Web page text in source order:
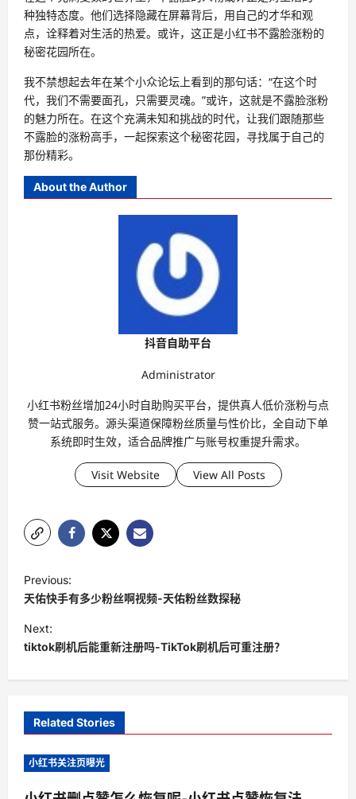
种独特态度。他们选择隐藏在屏幕背后，用自己的才华和观
点，诠释着对生活的热爱。或许，这正是小红书不露脸涨粉的
秘密花园所在。
我不禁想起去年在某个小众论坛上看到的那句话：“在这个时
代，我们不需要面孔，只需要灵魂。”或许，这就是不露脸涨粉
的魅力所在。在这个充满未知和挑战的时代，让我们跟随那些
不露脸的涨粉高手，一起探索这个秘密花园，寻找属于自己的
那份精彩。
About the Author
抖音自助平台
Administrator
小红书粉丝增加24小时自助购买平台，提供真人低价涨粉与点
赞一站式服务。源头渠道保障粉丝质量与性价比，全自动下单
系统即时生效，适合品牌推广与账号权重提升需求。
Visit Website View All Posts
P
o
s
t
v
g
a
Previous:
天佑快手有多少粉丝啊视频-天佑粉丝数探秘
Next:
tiktok刷机后能重新注册吗-TikTok刷机后可重注册？
Related Stories
小红书关注页曝光